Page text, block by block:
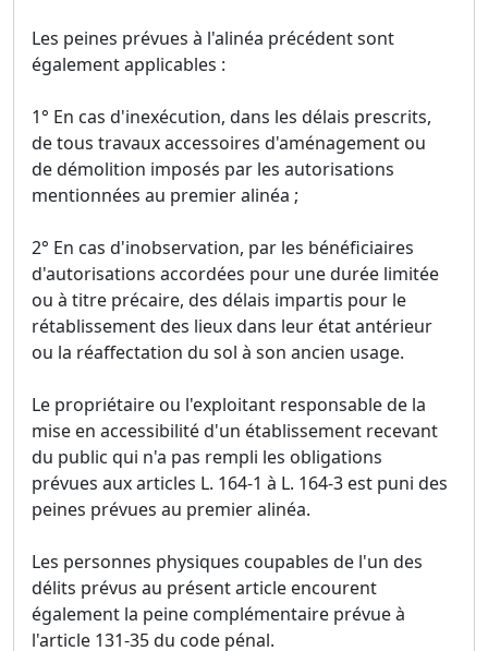
Les peines prévues à l'alinéa précédent sont
également applicables :
1° En cas d'inexécution, dans les délais prescrits,
de tous travaux accessoires d'aménagement ou
de démolition imposés par les autorisations
mentionnées au premier alinéa ;
2° En cas d'inobservation, par les bénéficiaires
d'autorisations accordées pour une durée limitée
ou à titre précaire, des délais impartis pour le
rétablissement des lieux dans leur état antérieur
ou la réaffectation du sol à son ancien usage.
Le propriétaire ou l'exploitant responsable de la
mise en accessibilité d'un établissement recevant
du public qui n'a pas rempli les obligations
prévues aux articles L. 164-1 à L. 164-3 est puni des
peines prévues au premier alinéa.
Les personnes physiques coupables de l'un des
délits prévus au présent article encourent
également la peine complémentaire prévue à
l'article 131-35 du code pénal.